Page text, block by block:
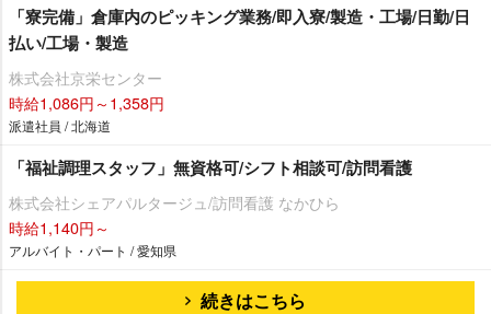
「寮完備」倉庫内のピッキング業務/即入寮/製造・工場/日勤/日
払い/工場・製造
株式会社京栄センター
時給1,086円～1,358円
派遣社員 / 北海道
「福祉調理スタッフ」無資格可/シフト相談可/訪問看護
株式会社シェアパルタージュ/訪問看護 なかひら
時給1,140円～
アルバイト・パート / 愛知県
続きはこちら